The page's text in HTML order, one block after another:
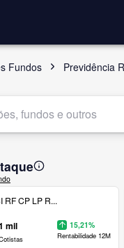
Fundos Previdência
RF CP LP R...
mil 15,21%
Rentabilidade 12M